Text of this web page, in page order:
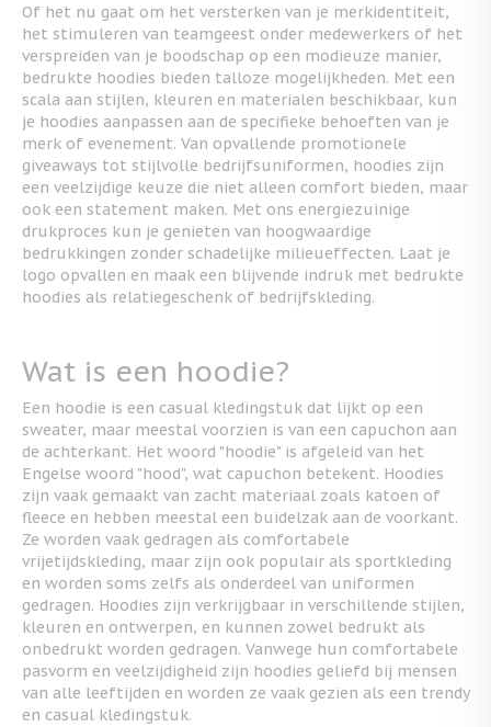
Of het nu gaat om het versterken van je merkidentiteit,
het stimuleren van teamgeest onder medewerkers of het
verspreiden van je boodschap op een modieuze manier,
bedrukte hoodies bieden talloze mogelijkheden. Met een
scala aan stijlen, kleuren en materialen beschikbaar, kun
je hoodies aanpassen aan de specifieke behoeften van je
merk of evenement. Van opvallende promotionele
giveaways tot stijlvolle bedrijfsuniformen, hoodies zijn
een veelzijdige keuze die niet alleen comfort bieden, maar
ook een statement maken. Met ons energiezuinige
drukproces kun je genieten van hoogwaardige
bedrukkingen zonder schadelijke milieueffecten. Laat je
logo opvallen en maak een blijvende indruk met bedrukte
hoodies als relatiegeschenk of bedrijfskleding.
Wat is een hoodie?
Een hoodie is een casual kledingstuk dat lijkt op een
sweater, maar meestal voorzien is van een capuchon aan
de achterkant. Het woord "hoodie" is afgeleid van het
Engelse woord "hood", wat capuchon betekent. Hoodies
zijn vaak gemaakt van zacht materiaal zoals katoen of
fleece en hebben meestal een buidelzak aan de voorkant.
Ze worden vaak gedragen als comfortabele
vrijetijdskleding, maar zijn ook populair als sportkleding
en worden soms zelfs als onderdeel van uniformen
gedragen. Hoodies zijn verkrijgbaar in verschillende stijlen,
kleuren en ontwerpen, en kunnen zowel bedrukt als
onbedrukt worden gedragen. Vanwege hun comfortabele
pasvorm en veelzijdigheid zijn hoodies geliefd bij mensen
van alle leeftijden en worden ze vaak gezien als een trendy
en casual kledingstuk.